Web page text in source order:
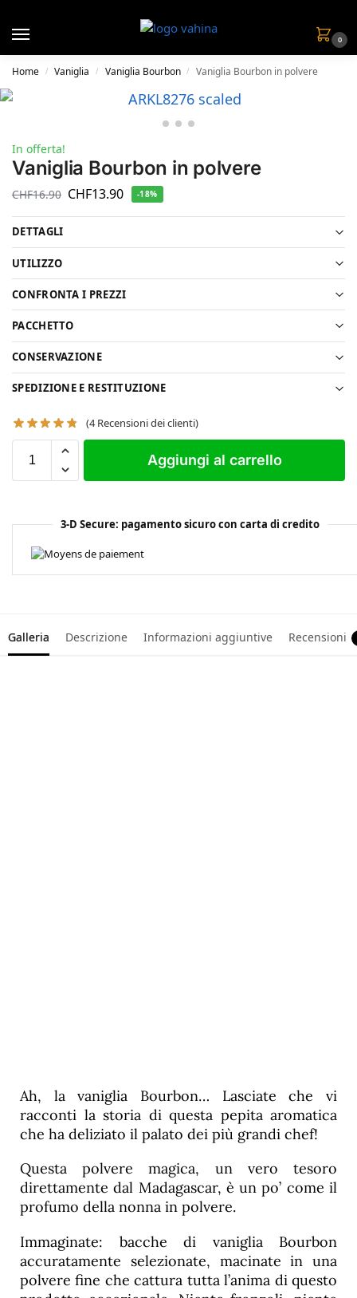
0
Home / Vaniglia / Vaniglia Bourbon / Vaniglia Bourbon in polvere
In offerta!
Vaniglia Bourbon in polvere
CHF16.90 CHF13.90 -18%
DETTAGLI
UTILIZZO
CONFRONTA I PREZZI
PACCHETTO
CONSERVAZIONE
SPEDIZIONE E RESTITUZIONE
(4Recensioni dei clienti)
Aggiungi al carrello
3-D Secure: pagamento sicuro con carta di credito
Galleria Descrizione Informazioni aggiuntive Recensioni
Ah, la vaniglia Bourbon… Lasciate che vi
racconti la storia di questa pepita aromatica
che ha deliziato il palato dei più grandi chef!
Questa polvere magica, un vero tesoro
direttamente dal Madagascar, è un po’ come il
profumo della nonna in polvere.
Immaginate: bacche di vaniglia Bourbon
accuratamente selezionate, macinate in una
polvere fine che cattura tutta l’anima di questo